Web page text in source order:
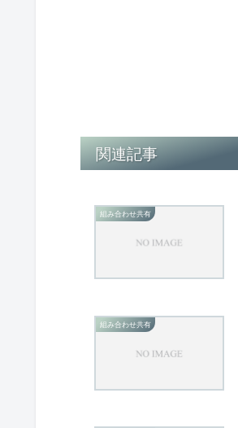
関連記事
組み合わせ共有
組み合わせ共有